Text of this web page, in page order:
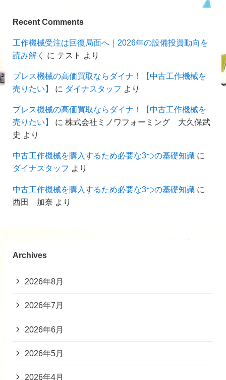
Recent Comments
工作機械受注は回復局面へ｜2026年の設備投資動向を
読み解く
に テスト より
プレス機械の高価買取ならダイナ！【中古工作機械を
売りたい】
に ダイナスタッフ より
プレス機械の高価買取ならダイナ！【中古工作機械を
売りたい】
に 株式会社ミノワフォーミング 大久保武
史 より
中古工作機械を購入するため必要な3つの基礎知識に
ダイナスタッフ より
中古工作機械を購入するため必要な3つの基礎知識 に
西田 加奈 より
Archives
2026年8月
2026年7月
2026年6月
2026年5月
2026年4月